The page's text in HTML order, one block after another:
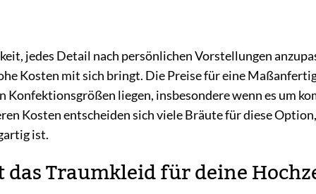
jedes Detail nach persönlichen Vorstellungen
Kosten mit sich bringt. Die Preise für eine
liegen, insbesondere wenn es um
Kosten entscheiden sich viele Bräute für diese
ist.
Traumkleid für deine